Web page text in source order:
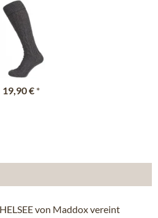
19,90 € *
von Maddox vereint